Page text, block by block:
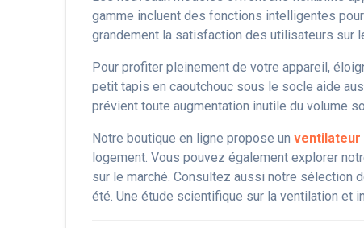
gamme incluent des fonctions intelligentes
grandement la satisfaction des utilisateurs sur
Pour profiter pleinement de votre appareil,
petit tapis en caoutchouc sous le socle aide
prévient toute augmentation inutile du volume
Notre boutique en ligne propose unventilateur
logement. Vous pouvez également explorer
sur le marché. Consultez aussi notre sélection
été. Une étude scientifique sur la ventilation et